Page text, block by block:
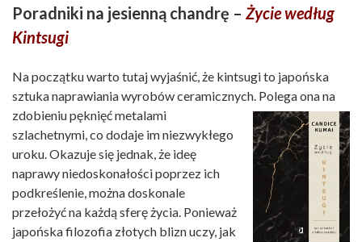
Poradniki na jesienną chandrę – Życie według
Kintsugi
Na początku warto tutaj wyjaśnić, że kintsugi to japońska
sztuka naprawiania wyrobów ceramicznych. Polega ona na
zdobieniu pęknięćmetalami
szlachetnymi, co dodaje im niezwykłego
uroku. Okazuje się jednak, że ideę
naprawy niedoskonałości poprzez ich
podkreślenie, można doskonale
przełożyć na każdą sferę życia. Ponieważ
japońska filozofia złotych blizn uczy, jak